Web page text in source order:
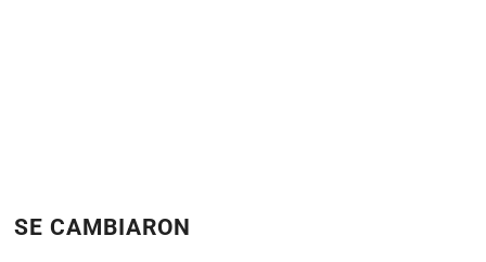
SE CAMBIARON